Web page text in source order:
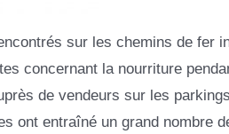
sur les chemins de fer
concernant la nourriture
de vendeurs sur les
ont entraîné un grand nombre